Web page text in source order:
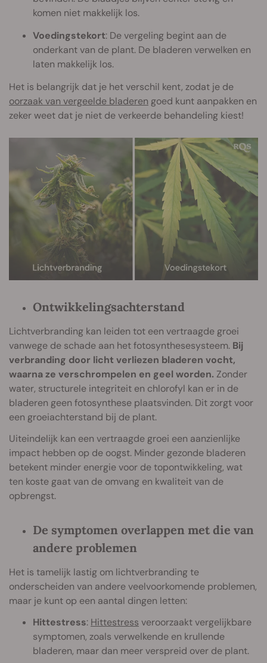
komen niet makkelijk los.
Voedingstekort: De vergeling begint aan de
onderkant van de plant. De bladeren verwelken en
laten makkelijk los.
Het is belangrijk dat je het verschil kent, zodat je de
oorzaak van vergeelde bladeren goed kunt aanpakken en
zeker weet dat je niet de verkeerde behandeling kiest!
Ontwikkelingsachterstand
Lichtverbranding kan leiden tot een vertraagde groei
vanwege de schade aan het fotosynthesesysteem. Bij
verbranding door licht verliezen bladeren vocht,
waarna ze verschrompelen en geel worden. Zonder
water, structurele integriteit en chlorofyl kan er in de
bladeren geen fotosynthese plaatsvinden. Dit zorgt voor
een groeiachterstand bij de plant.
Uiteindelijk kan een vertraagde groei een aanzienlijke
impact hebben op de oogst. Minder gezonde bladeren
betekent minder energie voor de topontwikkeling, wat
ten koste gaat van de omvang en kwaliteit van de
opbrengst.
De symptomen overlappen met die van
andere problemen
Het is tamelijk lastig om lichtverbranding te
onderscheiden van andere veelvoorkomende problemen,
maar je kunt op een aantal dingen letten:
Hittestress: Hittestress veroorzaakt vergelijkbare
symptomen, zoals verwelkende en krullende
bladeren, maar dan meer verspreid over de plant.